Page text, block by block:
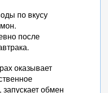
по вкусу
после
оказывает
обмен